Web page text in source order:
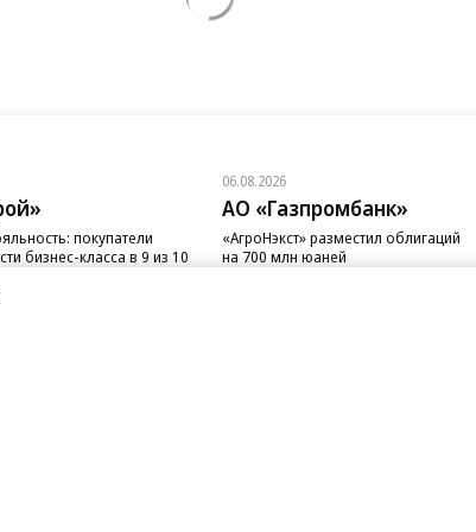
покупатели
бизнес-класса в 9 из 10
06.08.2026
АО «Газпромбанк»
«АгроНэкст» разместил облигаций
на 700 млн юаней